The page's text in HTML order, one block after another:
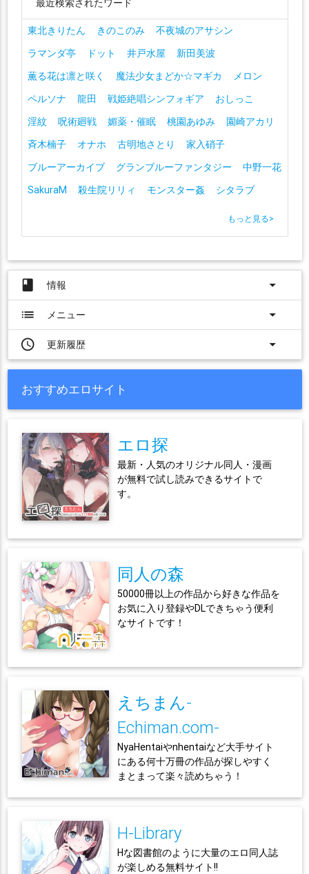
最近検索されたワード
東北きりたん きのこのみ
不夜城のアサシン
ラマンダ亭
ドット 井戸水屋
新田美波
薫る花は凛と咲く
魔法少女まどか☆マギカ
メロン
ペルソナ
龍田 戦姫絶唱シンフォギア
おしっこ
淫紋
呪術廻戦 媚薬・催眠 桃園あゆみ
園崎アカリ
斉木楠子
オナホ 古明地さとり
家入硝子
ブルーアーカイブ
グランブルーファンタジー
中野一花
SakuraM
殺生院リリィ モンスター姦 シタラブ
もっと見る>
book 情報
arrow_drop_down
list
メニュー
arrow_drop_down
access_time
更新履歴 arrow_drop_down
おすすめエロサイト
エロ探
最新・人気のオリジナル同人・漫画
が無料で試し読みできるサイトで
す。
同人の森
50000冊以上の作品から好きな作品を
お気に入り登録やDLできちゃう便利
なサイトです！
えちまん-
Echiman.com-
NyaHentaiやnhentaiなど大手サイト
にある何十万冊の作品が探しやすく
まとまって楽々読めちゃう！
H-Library
Hな図書館のように大量のエロ同人誌
が楽しめる無料サイト!!